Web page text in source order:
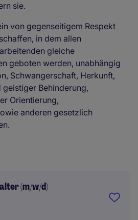
sie.
von gegenseitigem Respekt
in dem allen
gleiche
geboten werden, unabhängig
Schwangerschaft, Herkunft,
Behinderung,
Orientierung,
anderen gesetzlich
(m/w/d)